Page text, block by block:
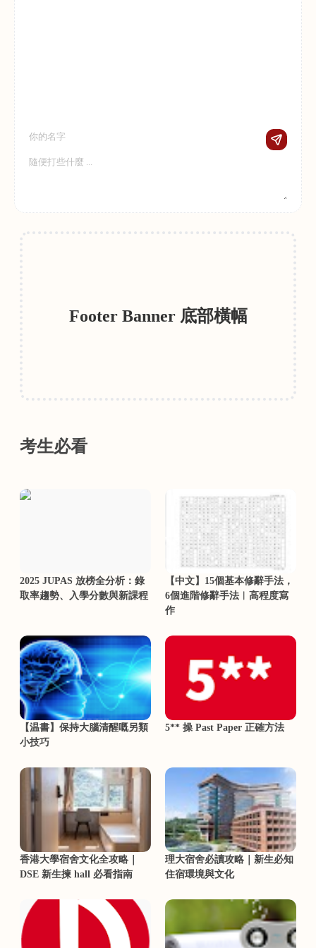
Footer Banner 底部橫幅
考生必看
2025 JUPAS 放榜全分析：錄
取率趨勢、入學分數與新課程
【中文】15個基本修辭手法，
6個進階修辭手法︳高程度寫
作
【温書】保持大腦清醒嘅另類
小技巧
5** 操 Past Paper 正確方法
香港大學宿舍文化全攻略｜
DSE 新生揀 hall 必看指南
理大宿舍必讀攻略｜新生必知
住宿環境與文化